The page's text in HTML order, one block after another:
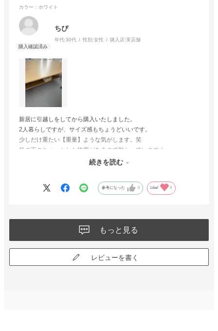
カラー：ホワイト
ちぴ
年代:30代 性別:女性 購入店:実店舗
新居に引越しをしてから購入いたしました。
2人暮らしですが、サイズ感もちょうどいいです。
少しだけ重たい【重量】ような気がします。笑
机の下のちょっとした物置があるので助かっています！
部屋にも馴染んでおり、使い勝手もいいです。
続きを読む
参考になった 0 Like! 0
もっと見る
レビューを書く